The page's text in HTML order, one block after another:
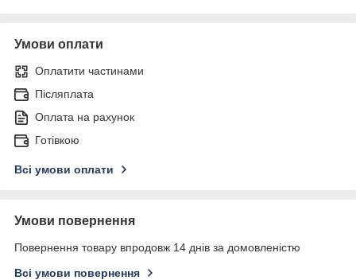
Умови оплати
Оплатити частинами
Післяплата
Оплата на рахунок
Готівкою
Всі умови оплати
Умови повернення
Повернення товару впродовж 14 днів за домовленістю
Всі умови повернення